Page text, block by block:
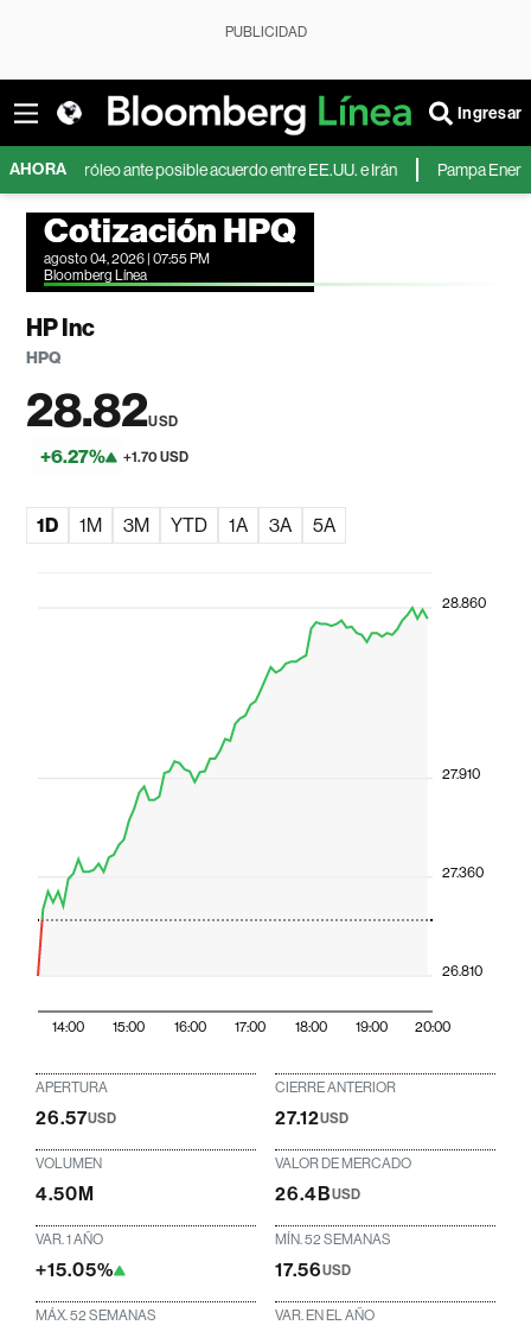
PUBLICIDAD
Ingresar
AHORAante posible acuerdo entre EE.UU. e Irán Pampa Energía
Cotización HPQ
agosto 04, 2026 | 07:55 PM
Bloomberg Línea
HP Inc
HPQ
28.82USD
+6.27% +1.70 USD
1D 1M 3M YTD 1A 3A 5A
14:00 15:00 16:00 17:00 18:00 19:00 20:00
26.810
27.360
27.910
28.860
APERTURA
26.57USD
CIERRE ANTERIOR
27.12USD
VOLUMEN
4.50M
VALOR DE MERCADO
26.4BUSD
VAR. 1 AÑO
+15.05%
MÍN. 52 SEMANAS
17.56USD
MÁX. 52 SEMANAS VAR. EN EL AÑO